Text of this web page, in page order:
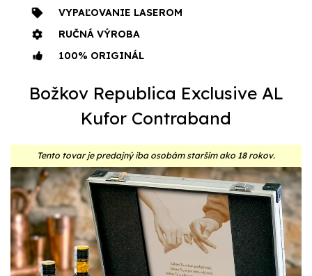
VYPAĽOVANIE LASEROM
RUČNÁ VÝROBA
100% ORIGINÁL
Božkov Republica Exclusive AL
Kufor Contraband
Tento tovar je predajný iba osobám starším ako 18 rokov.